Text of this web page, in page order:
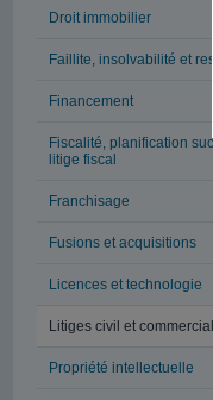
Droit immobilier
Faillite, insolvabilité et
Financement
Fiscalité, planification
litige fiscal
Franchisage
Fusions et acquisitions
Licences et technologie
Litiges civil et commercial
Propriété intellectuelle